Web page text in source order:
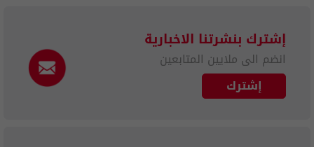
إشترك بنشرتنا الاخبارية
انضم الى ملايين المتابعين
إشترك